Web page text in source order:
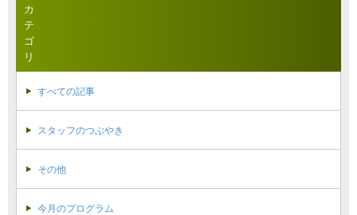
カ
テ
ゴ
リ
すべての記事
スタッフのつぶやき
その他
今月のプログラム